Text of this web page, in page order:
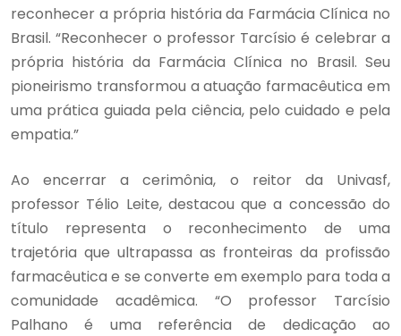
reconhecer a própria história da Farmácia Clínica no
Brasil. “Reconhecer o professor Tarcísio é celebrar a
própria história da Farmácia Clínica no Brasil. Seu
pioneirismo transformou a atuação farmacêutica em
uma prática guiada pela ciência, pelo cuidado e pela
empatia.”
Ao encerrar a cerimônia, o reitor da Univasf,
professor Télio Leite, destacou que a concessão do
título representa o reconhecimento de uma
trajetória que ultrapassa as fronteiras da profissão
farmacêutica e se converte em exemplo para toda a
comunidade acadêmica. “O professor Tarcísio
Palhano é uma referência de dedicação ao